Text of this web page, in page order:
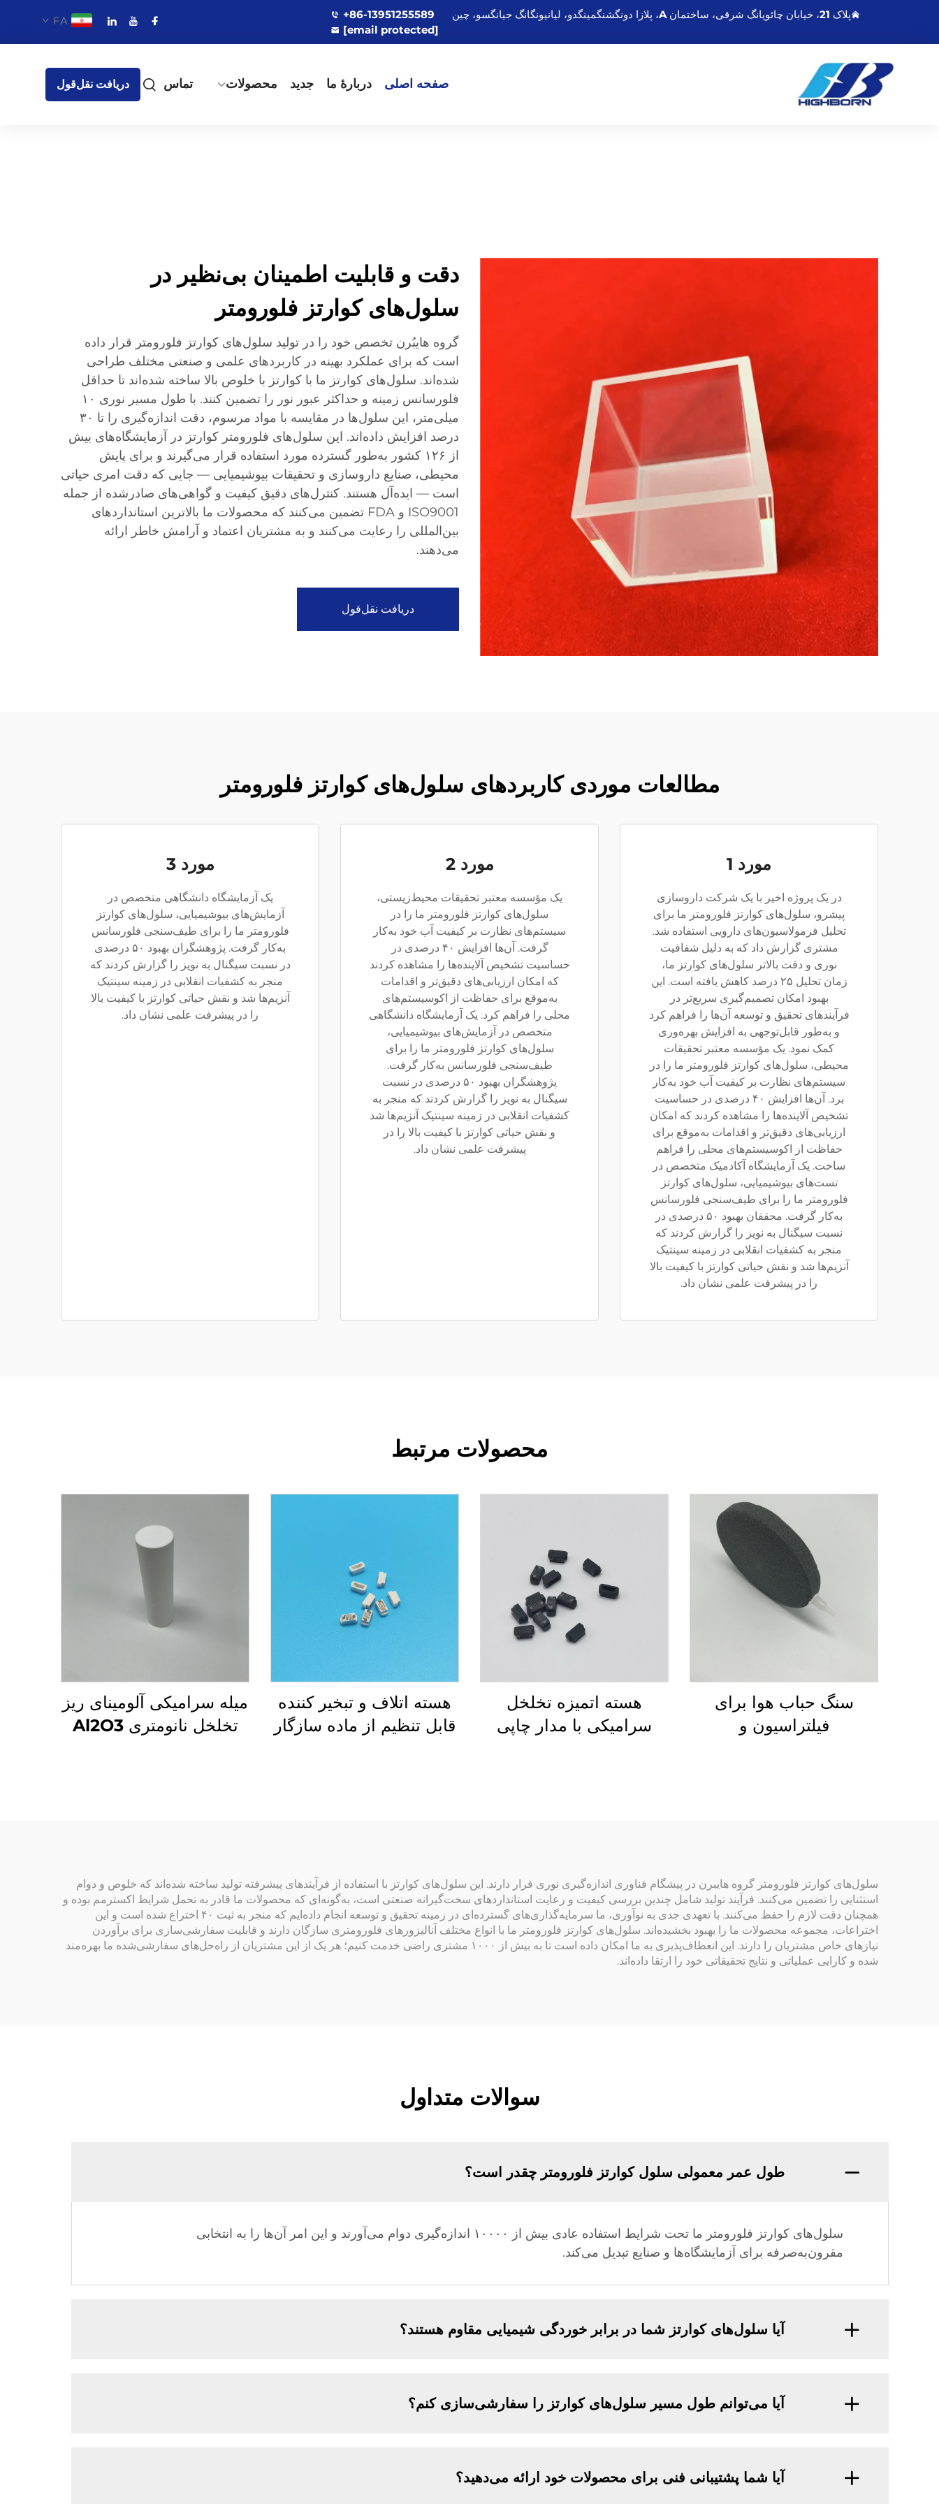
پلاک 21، خیابان چائویانگ شرقی، ساختمان A، پلازا دونگشنگمینگدو، لیانیونگانگ جیانگسو، چین
+86-13951255589
[email protected]
FA
صفحه اصلی دربارهٔ ما جدید محصولات تماس دریافت نقل‌قول
دقت و قابلیت اطمینان بی‌نظیر در
سلول‌های کوارتز فلورومتر
گروه هایبُرن تخصص خود را در تولید سلول‌های کوارتز فلورومتر قرار داده
است که برای عملکرد بهینه در کاربردهای علمی و صنعتی مختلف طراحی
شده‌اند. سلول‌های کوارتز ما با کوارتز با خلوص بالا ساخته شده‌اند تا حداقل
فلورسانس زمینه و حداکثر عبور نور را تضمین کنند. با طول مسیر نوری ۱۰
میلی‌متر، این سلول‌ها در مقایسه با مواد مرسوم، دقت اندازه‌گیری را تا ۳۰
درصد افزایش داده‌اند. این سلول‌های فلورومتر کوارتز در آزمایشگاه‌های بیش
از ۱۲۶ کشور به‌طور گسترده مورد استفاده قرار می‌گیرند و برای پایش
محیطی، صنایع داروسازی و تحقیقات بیوشیمیایی — جایی که دقت امری حیاتی
است — ایده‌آل هستند. کنترل‌های دقیق کیفیت و گواهی‌های صادرشده از جمله
ISO9001 و FDA تضمین می‌کنند که محصولات ما بالاترین استانداردهای
بین‌المللی را رعایت می‌کنند و به مشتریان اعتماد و آرامش خاطر ارائه
می‌دهند.
دریافت نقل‌قول
مطالعات موردی کاربردهای سلول‌های کوارتز فلورومتر
مورد 1
در یک پروژه اخیر با یک شرکت داروسازی
پیشرو، سلول‌های کوارتز فلورومتر ما برای
تحلیل فرمولاسیون‌های دارویی استفاده شد.
مشتری گزارش داد که به دلیل شفافیت
نوری و دقت بالاتر سلول‌های کوارتز ما،
زمان تحلیل ۲۵ درصد کاهش یافته است. این
بهبود امکان تصمیم‌گیری سریع‌تر در
فرآیندهای تحقیق و توسعه آن‌ها را فراهم کرد
و به‌طور قابل‌توجهی به افزایش بهره‌وری
کمک نمود. یک مؤسسه معتبر تحقیقات
محیطی، سلول‌های کوارتز فلورومتر ما را در
سیستم‌های نظارت بر کیفیت آب خود به‌کار
برد. آن‌ها افزایش ۴۰ درصدی در حساسیت
تشخیص آلاینده‌ها را مشاهده کردند که امکان
ارزیابی‌های دقیق‌تر و اقدامات به‌موقع برای
حفاظت از اکوسیستم‌های محلی را فراهم
ساخت. یک آزمایشگاه آکادمیک متخصص در
تست‌های بیوشیمیایی، سلول‌های کوارتز
فلورومتر ما را برای طیف‌سنجی فلورسانس
به‌کار گرفت. محققان بهبود ۵۰ درصدی در
نسبت سیگنال به نویز را گزارش کردند که
منجر به کشفیات انقلابی در زمینه سینتیک
آنزیم‌ها شد و نقش حیاتی کوارتز با کیفیت بالا
را در پیشرفت علمی نشان داد.
مورد 2
یک مؤسسه معتبر تحقیقات محیط‌زیستی،
سلول‌های کوارتز فلورومتر ما را در
سیستم‌های نظارت بر کیفیت آب خود به‌کار
گرفت. آن‌ها افزایش ۴۰ درصدی در
حساسیت تشخیص آلاینده‌ها را مشاهده کردند
که امکان ارزیابی‌های دقیق‌تر و اقدامات
به‌موقع برای حفاظت از اکوسیستم‌های
محلی را فراهم کرد. یک آزمایشگاه دانشگاهی
متخصص در آزمایش‌های بیوشیمیایی،
سلول‌های کوارتز فلورومتر ما را برای
طیف‌سنجی فلورسانس به‌کار گرفت.
پژوهشگران بهبود ۵۰ درصدی در نسبت
سیگنال به نویز را گزارش کردند که منجر به
کشفیات انقلابی در زمینه سینتیک آنزیم‌ها شد
و نقش حیاتی کوارتز با کیفیت بالا را در
پیشرفت علمی نشان داد.
مورد 3
یک آزمایشگاه دانشگاهی متخصص در
آزمایش‌های بیوشیمیایی، سلول‌های کوارتز
فلورومتر ما را برای طیف‌سنجی فلورسانس
به‌کار گرفت. پژوهشگران بهبود ۵۰ درصدی
در نسبت سیگنال به نویز را گزارش کردند که
منجر به کشفیات انقلابی در زمینه سینتیک
آنزیم‌ها شد و نقش حیاتی کوارتز با کیفیت بالا
را در پیشرفت علمی نشان داد.
محصولات مرتبط
سنگ حباب هوا برای
فیلتراسیون و
هسته اتمیزه تخلخل
سرامیکی با مدار چاپی
هسته اتلاف و تبخیر کننده
قابل تنظیم از ماده سازگار
میله سرامیکی آلومینای ریز
تخلخل نانومتری Al2O3
سلول‌های کوارتز فلورومتر گروه هایبرن در پیشگام فناوری اندازه‌گیری نوری قرار دارند. این سلول‌های کوارتز با استفاده از فرآیندهای پیشرفته تولید ساخته شده‌اند که خلوص و دوام
استثنایی را تضمین می‌کنند. فرآیند تولید شامل چندین بررسی کیفیت و رعایت استانداردهای سخت‌گیرانه صنعتی است، به‌گونه‌ای که محصولات ما قادر به تحمل شرایط اکسترمم بوده و
همچنان دقت لازم را حفظ می‌کنند. با تعهدی جدی به نوآوری، ما سرمایه‌گذاری‌های گسترده‌ای در زمینه تحقیق و توسعه انجام داده‌ایم که منجر به ثبت ۴۰ اختراع شده است و این
اختراعات، مجموعه محصولات ما را بهبود بخشیده‌اند. سلول‌های کوارتز فلورومتر ما با انواع مختلف آنالیزورهای فلورومتری سازگان دارند و قابلیت سفارشی‌سازی برای برآوردن
نیازهای خاص مشتریان را دارند. این انعطاف‌پذیری به ما امکان داده است تا به بیش از ۱۰۰۰ مشتری راضی خدمت کنیم؛ هر یک از این مشتریان از راه‌حل‌های سفارشی‌شده ما بهره‌مند
شده و کارایی عملیاتی و نتایج تحقیقاتی خود را ارتقا داده‌اند.
سوالات متداول
طول عمر معمولی سلول کوارتز فلورومتر چقدر است؟
سلول‌های کوارتز فلورومتر ما تحت شرایط استفاده عادی بیش از ۱۰۰۰۰ اندازه‌گیری دوام می‌آورند و این امر آن‌ها را به انتخابی
مقرون‌به‌صرفه برای آزمایشگاه‌ها و صنایع تبدیل می‌کند.
آیا سلول‌های کوارتز شما در برابر خوردگی شیمیایی مقاوم هستند؟
آیا می‌توانم طول مسیر سلول‌های کوارتز را سفارشی‌سازی کنم؟
آیا شما پشتیبانی فنی برای محصولات خود ارائه می‌دهید؟